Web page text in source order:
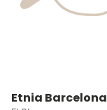
Etnia Barcelona